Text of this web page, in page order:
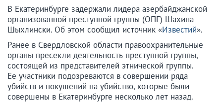
В Екатеринбурге задержали лидера азербайджанской
организованной преступной группы (ОПГ) Шахина
Шыхлински. Об этом сообщил источник «Известий».
Ранее в Свердловской области правоохранительные
органы пресекли деятельность преступной группы,
состоящей из представителей этнической группы.
Ее участники подозреваются в совершении ряда
убийств и покушений на убийство, которые были
совершены в Екатеринбурге несколько лет назад.